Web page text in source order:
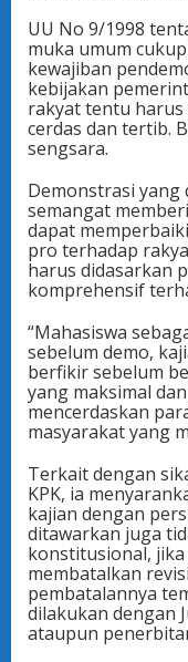
UU No 9/1998
muka umum
kewajiban
kebijakan
rakyat tentu harus
cerdas dan tertib.
sengsara.
Demonstrasi
semangat
dapat
pro terhadap
harus didasarkan
komprehensif
“Mahasiswa
sebelum demo,
berfikir sebelum
yang maksimal
mencerdaskan
masyarakat yang
Terkait dengan
KPK, ia
kajian dengan
ditawarkan juga
konstitusional,
membatalkan
pembatalannya
dilakukan dengan
ataupun